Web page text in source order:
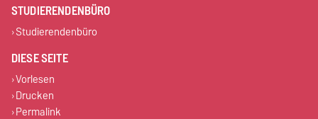
STUDIERENDENBÜRO
Studierendenbüro
DIESE SEITE
Vorlesen
Drucken
Permalink